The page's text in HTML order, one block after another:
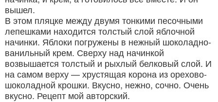
вышел.
В этом пляцке между двумя тонкими песочными
лепешками находится толстый слой яблочной
начинки. Яблоки погружены в нежный шоколадно-
ванильный крем. Сверху над начинкой
возвышается толстый и рыхлый белковый слой. И
на самом верху — хрустящая корона из орехово-
шоколадной крошки. Вкусно, нежно, сочно. Очень
вкусно. Рецепт мой авторский.